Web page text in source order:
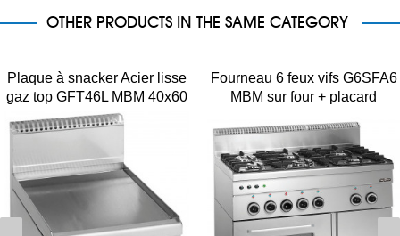
OTHER PRODUCTS IN THE SAME CATEGORY
Plaque à snacker Acier lisse
gaz top GFT46L MBM 40x60
Fourneau 6 feux vifs G6SFA6
MBM sur four + placard